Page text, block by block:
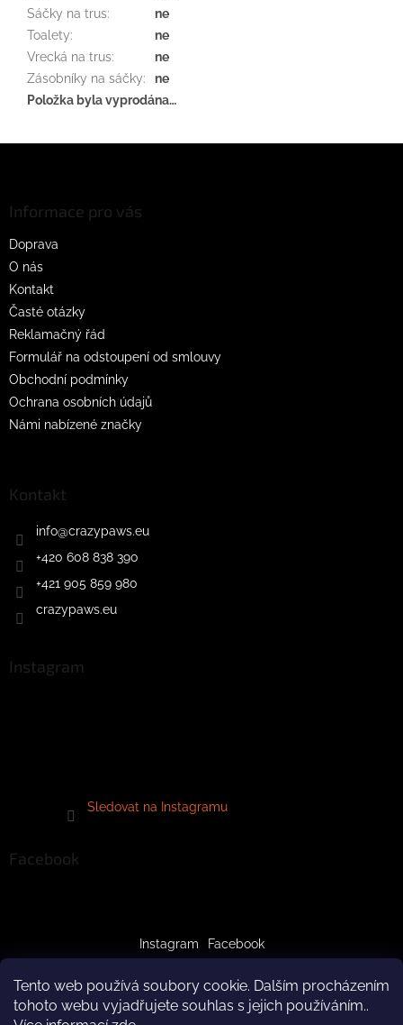
Tento web používá soubory cookie. Dalším procházením
tohoto webu vyjadřujete souhlas s jejich používáním..
Sáčky na trus:
ne
Toalety:
ne
Vrecká na trus:
ne
Zásobníky na sáčky:
ne
Položka byla vyprodána…
Informace pro vás
Doprava
O nás
Kontakt
Časté otázky
Reklamačný řád
Formulář na odstoupení od smlouvy
Obchodní podmínky
Ochrana osobních údajů
Námi nabízené značky
Kontakt
info@crazypaws.eu
+420 608 838 390
+421 905 859 980
crazypaws.eu
Instagram
Sledovat na Instagramu
Facebook
Instagram Facebook